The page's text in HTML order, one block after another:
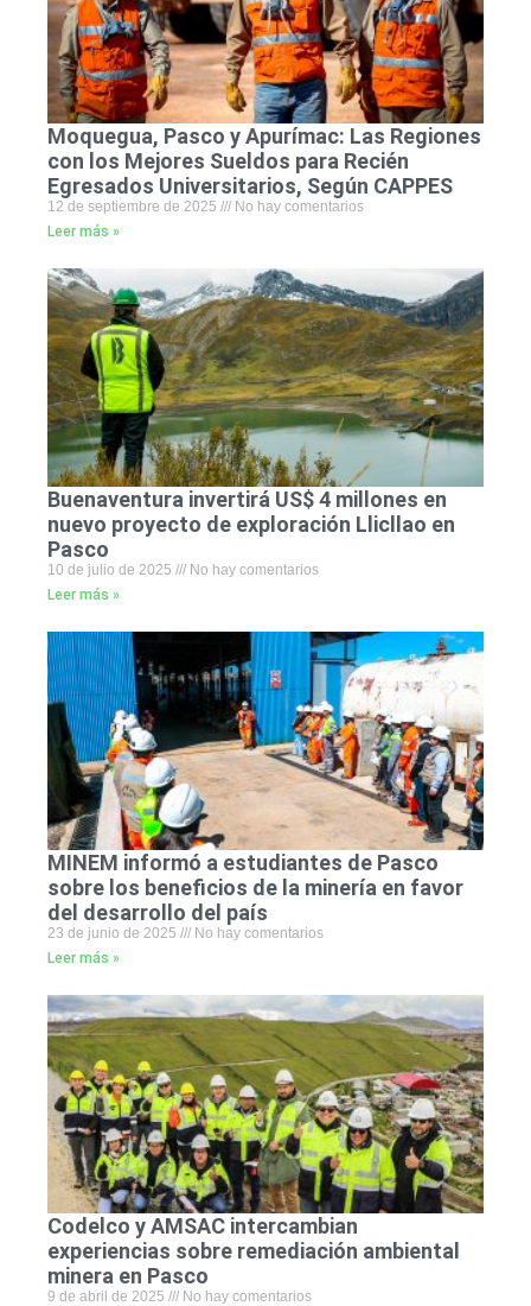
Moquegua, Pasco y Apurímac: Las Regiones
con los Mejores Sueldos para Recién
Egresados Universitarios, Según CAPPES
12 de septiembre de 2025
No hay comentarios
Leer más »
Buenaventura invertirá US$ 4 millones en
nuevo proyecto de exploración Llicllao en
Pasco
10 de julio de 2025
No hay comentarios
Leer más »
MINEM informó a estudiantes de Pasco
sobre los beneficios de la minería en favor
del desarrollo del país
23 de junio de 2025
No hay comentarios
Leer más »
Codelco y AMSAC intercambian
experiencias sobre remediación ambiental
minera en Pasco
9 de abril de 2025
No hay comentarios